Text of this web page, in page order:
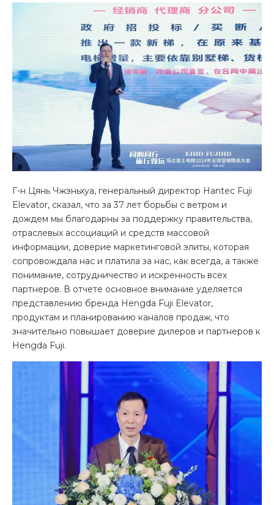
Г-н Цянь Чжэньхуа, генеральный директор Hantec Fuji
Elevator, сказал, что за 37 лет борьбы с ветром и
дождем мы благодарны за поддержку правительства,
отраслевых ассоциаций и средств массовой
информации, доверие маркетинговой элиты, которая
сопровождала нас и платила за нас, как всегда, а также
понимание, сотрудничество и искренность всех
партнеров. В отчете основное внимание уделяется
представлению бренда Hengda Fuji Elevator,
продуктам и планированию каналов продаж, что
значительно повышает доверие дилеров и партнеров к
Hengda Fuji.